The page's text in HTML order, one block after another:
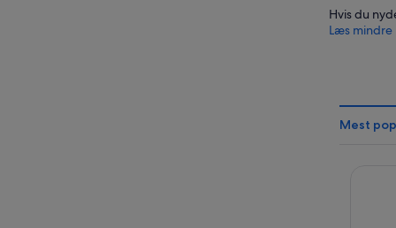
Hvis du
Læs mindre
Mest